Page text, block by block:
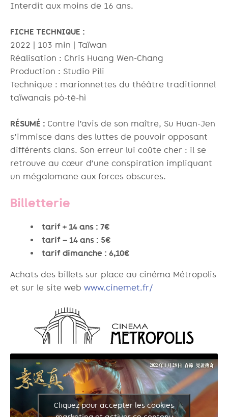
Interdit aux moins de 16 ans.
FICHE TECHNIQUE :
2022 | 103 min | Taïwan
Réalisation : Chris Huang Wen-Chang
Production : Studio Pili
Technique : marionnettes du théâtre traditionnel
taïwanais pò-tē-hì
RÉSUMÉ : Contre l’avis de son maître, Su Huan-Jen
s’immisce dans des luttes de pouvoir opposant
différents clans. Son erreur lui coûte cher : il se
retrouve au cœur d’une conspiration impliquant
un mégalomane aux forces obscures.
Billetterie
tarif + 14 ans : 7€
tarif – 14 ans : 5€
tarif dimanche : 6,10€
Achats des billets sur place au cinéma Métropolis
et sur le site web www.cinemet.fr/
Cliquez pour accepter les cookies